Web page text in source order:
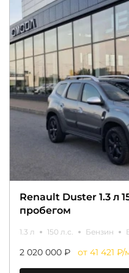
Renault Duster 1.3 л
пробегом
1.3 л 150 л.с. Бензин
2 020 000 ₽ от 41 421 ₽/